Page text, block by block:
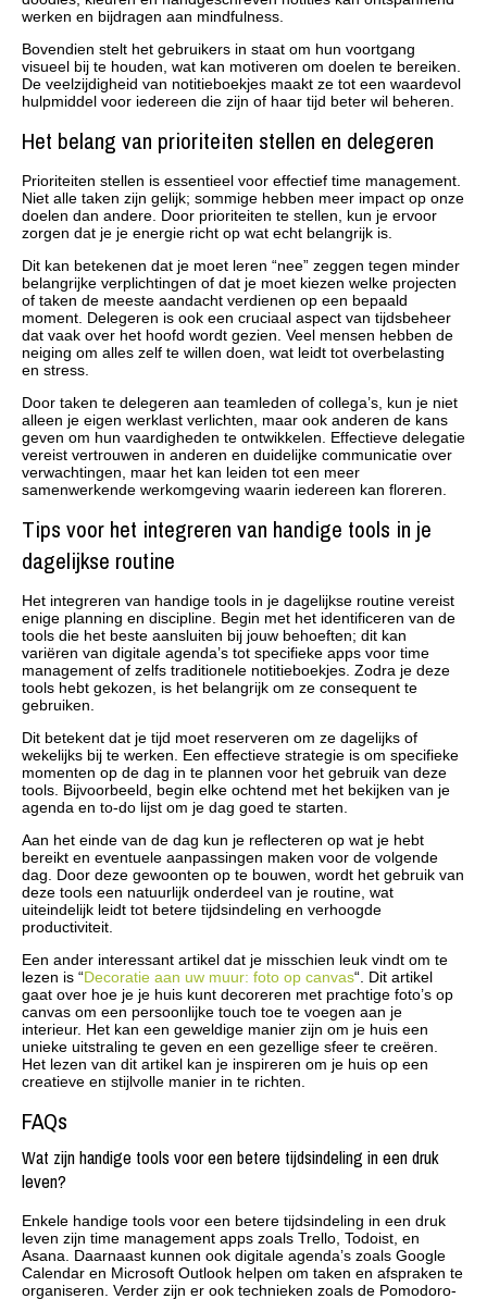
werken en bijdragen aan mindfulness.
Bovendien stelt het gebruikers in staat om hun voortgang
visueel bij te houden, wat kan motiveren om doelen te bereiken.
De veelzijdigheid van notitieboekjes maakt ze tot een waardevol
hulpmiddel voor iedereen die zijn of haar tijd beter wil beheren.
Het belang van prioriteiten stellen en delegeren
Prioriteiten stellen is essentieel voor effectief time management.
Niet alle taken zijn gelijk; sommige hebben meer impact op onze
doelen dan andere. Door prioriteiten te stellen, kun je ervoor
zorgen dat je je energie richt op wat echt belangrijk is.
Dit kan betekenen dat je moet leren “nee” zeggen tegen minder
belangrijke verplichtingen of dat je moet kiezen welke projecten
of taken de meeste aandacht verdienen op een bepaald
moment. Delegeren is ook een cruciaal aspect van tijdsbeheer
dat vaak over het hoofd wordt gezien. Veel mensen hebben de
neiging om alles zelf te willen doen, wat leidt tot overbelasting
en stress.
Door taken te delegeren aan teamleden of collega’s, kun je niet
alleen je eigen werklast verlichten, maar ook anderen de kans
geven om hun vaardigheden te ontwikkelen. Effectieve delegatie
vereist vertrouwen in anderen en duidelijke communicatie over
verwachtingen, maar het kan leiden tot een meer
samenwerkende werkomgeving waarin iedereen kan floreren.
Tips voor het integreren van handige tools in je
dagelijkse routine
Het integreren van handige tools in je dagelijkse routine vereist
enige planning en discipline. Begin met het identificeren van de
tools die het beste aansluiten bij jouw behoeften; dit kan
variëren van digitale agenda’s tot specifieke apps voor time
management of zelfs traditionele notitieboekjes. Zodra je deze
tools hebt gekozen, is het belangrijk om ze consequent te
gebruiken.
Dit betekent dat je tijd moet reserveren om ze dagelijks of
wekelijks bij te werken. Een effectieve strategie is om specifieke
momenten op de dag in te plannen voor het gebruik van deze
tools. Bijvoorbeeld, begin elke ochtend met het bekijken van je
agenda en to-do lijst om je dag goed te starten.
Aan het einde van de dag kun je reflecteren op wat je hebt
bereikt en eventuele aanpassingen maken voor de volgende
dag. Door deze gewoonten op te bouwen, wordt het gebruik van
deze tools een natuurlijk onderdeel van je routine, wat
uiteindelijk leidt tot betere tijdsindeling en verhoogde
productiviteit.
Een ander interessant artikel dat je misschien leuk vindt om te
lezen is “Decoratie aan uw muur: foto op canvas“. Dit artikel
gaat over hoe je je huis kunt decoreren met prachtige foto’s op
canvas om een persoonlijke touch toe te voegen aan je
interieur. Het kan een geweldige manier zijn om je huis een
unieke uitstraling te geven en een gezellige sfeer te creëren.
Het lezen van dit artikel kan je inspireren om je huis op een
creatieve en stijlvolle manier in te richten.
FAQs
Wat zijn handige tools voor een betere tijdsindeling in een druk
leven?
Enkele handige tools voor een betere tijdsindeling in een druk
leven zijn time management apps zoals Trello, Todoist, en
Asana. Daarnaast kunnen ook digitale agenda’s zoals Google
Calendar en Microsoft Outlook helpen om taken en afspraken te
organiseren. Verder zijn er ook technieken zoals de Pomodoro-